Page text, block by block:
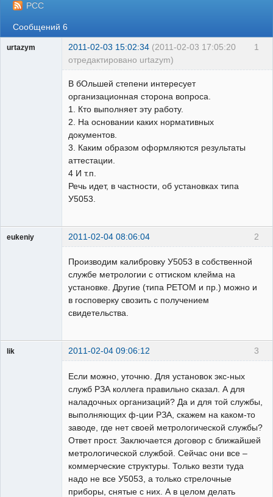
РСС
Сообщений 6
1
urtazym 2011-02-03 15:02:34 (2011-02-03 17:05:20
отредактировано urtazym)
В бОльшей степени интересует
организационная сторона вопроса.
1. Кто выполняет эту работу.
2. На основании каких нормативных
документов.
3. Каким образом оформляются результаты
аттестации.
4 И т.п.
Речь идет, в частности, об установках типа
У5053.
2
eukeniy 2011-02-04 08:06:04
Производим калибровку У5053 в собственной
службе метрологии с оттиском клейма на
установке. Другие (типа РЕТОМ и пр.) можно и
в госповерку свозить с получением
свидетельства.
3
lik 2011-02-04 09:06:12
Если можно, уточню. Для установок экс-ных
служб РЗА коллега правильно сказал. А для
наладочных организаций? Да и для той службы,
выполняющих ф-ции РЗА, скажем на каком-то
заводе, где нет своей метрологической службы?
Ответ прост. Заключается договор с ближайшей
метрологической службой. Сейчас они все –
коммерческие структуры. Только везти туда
надо не все У5053, а только стрелочные
приборы, снятые с них. А в целом делать